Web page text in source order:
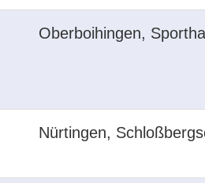
Oberboihingen,
Nürtingen,